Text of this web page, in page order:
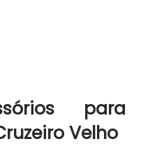
para
Velho